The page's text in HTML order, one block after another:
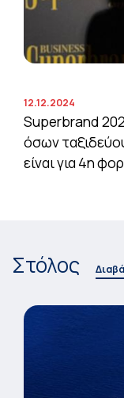
12.12.2024
Superbrand
όσων
είναι για 4η
Στόλος